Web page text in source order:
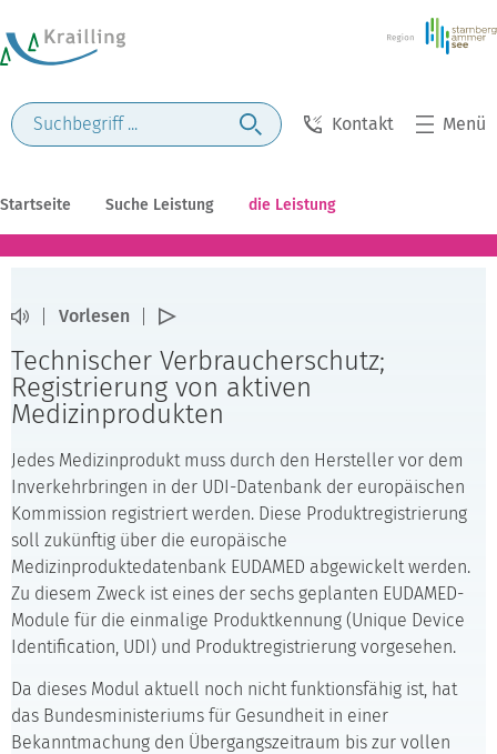
Kontakt Menü
Startseite Suche Leistung die Leistung
Vorlesen
Technischer Verbraucherschutz;
Registrierung von aktiven
Medizinprodukten
Jedes Medizinprodukt muss durch den Hersteller vor dem
Inverkehrbringen in der UDI-Datenbank der europäischen
Kommission registriert werden. Diese Produktregistrierung
soll zukünftig über die europäische
Medizinproduktedatenbank EUDAMED abgewickelt werden.
Zu diesem Zweck ist eines der sechs geplanten EUDAMED-
Module für die einmalige Produktkennung (Unique Device
Identification, UDI) und Produktregistrierung vorgesehen.
Da dieses Modul aktuell noch nicht funktionsfähig ist, hat
das Bundesministeriums für Gesundheit in einer
Bekanntmachung den Übergangszeitraum bis zur vollen